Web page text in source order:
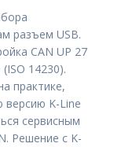
разъем USB.
CAN UP 27
14230).
практике,
K-Line
сервисным
Решение с K-